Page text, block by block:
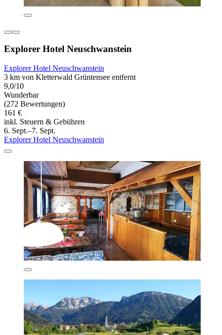
Explorer Hotel Neuschwanstein
Explorer Hotel Neuschwanstein
3 km von Kletterwald Grüntensee entfernt
9,0/10
Wunderbar
(272 Bewertungen)
161 €
inkl. Steuern & Gebühren
6. Sept.–7. Sept.
Explorer Hotel Neuschwanstein